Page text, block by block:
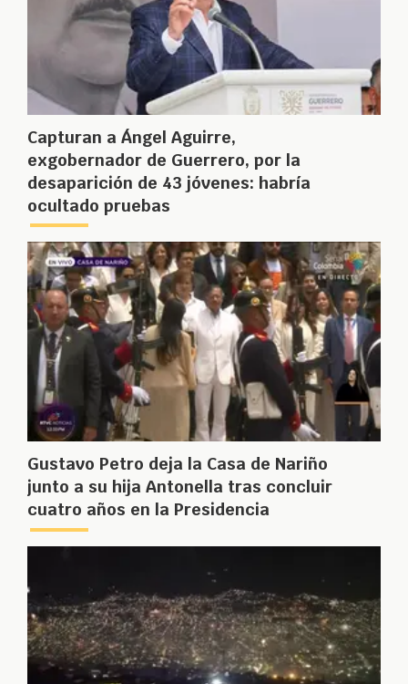
Capturan a Ángel Aguirre,
exgobernador de Guerrero, por la
desaparición de 43 jóvenes: habría
ocultado pruebas
Gustavo Petro deja la Casa de Nariño
junto a su hija Antonella tras concluir
cuatro años en la Presidencia